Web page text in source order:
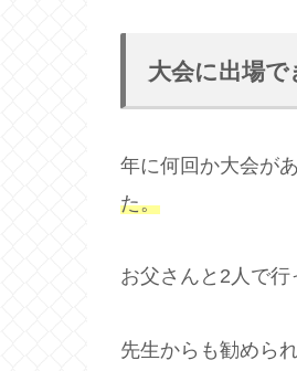
大会に出場で
年に何回か大会が
た。
お父さんと2人で行
先生からも勧めら